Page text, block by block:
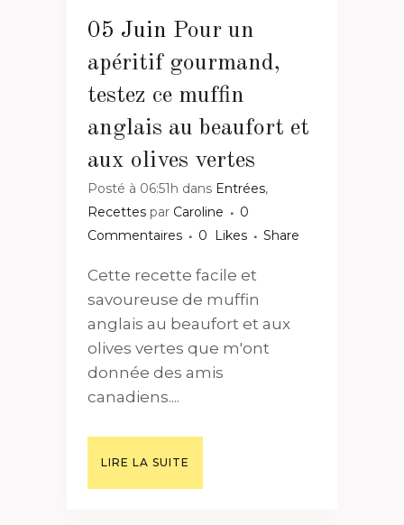
05 Juin Pour un
apéritif gourmand,
testez ce muffin
anglais au beaufort et
aux olives vertes
Posté à 06:51h dans Entrées,
Recettes par Caroline
0
Commentaires
0 Likes Share
Cette recette facile et
savoureuse de muffin
anglais au beaufort et aux
olives vertes que m'ont
donnée des amis
canadiens....
LIRE LA SUITE